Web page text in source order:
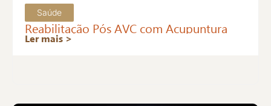
Saúde
Reabilitação Pós AVC com Acupuntura
Ler mais >